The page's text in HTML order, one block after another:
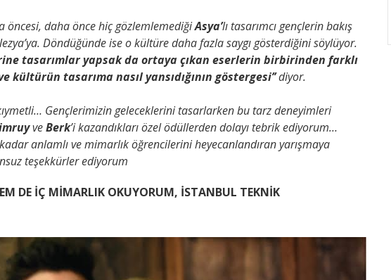
öncesi, daha önce hiç gözlemlemediğiAsya’lı tasarımcı gençlerin bakış
Döndüğünde ise o kültüre daha fazla saygı gösterdiğini söylüyor.
tasarımlar yapsak da ortaya çıkan eserlerin birbirinden farklı
tasarıma nasıl yansıdığının göstergesi’’diyor.
Gençlerimizin geleceklerini tasarlarken bu tarz deneyimleri
veBerk’i kazandıkları özel ödüllerden dolayı tebrik ediyorum…
kadar anlamlı ve mimarlık öğrencilerini heyecanlandıran yarışmaya
teşekkürler ediyorum
DE İÇ MİMARLIK OKUYORUM, İSTANBUL TEKNİK